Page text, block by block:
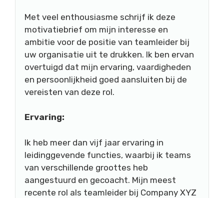
Met veel enthousiasme schrijf ik deze
motivatiebrief om mijn interesse en
ambitie voor de positie van teamleider bij
uw organisatie uit te drukken. Ik ben ervan
overtuigd dat mijn ervaring, vaardigheden
en persoonlijkheid goed aansluiten bij de
vereisten van deze rol.
Ervaring:
Ik heb meer dan vijf jaar ervaring in
leidinggevende functies, waarbij ik teams
van verschillende groottes heb
aangestuurd en gecoacht. Mijn meest
recente rol als teamleider bij Company XYZ